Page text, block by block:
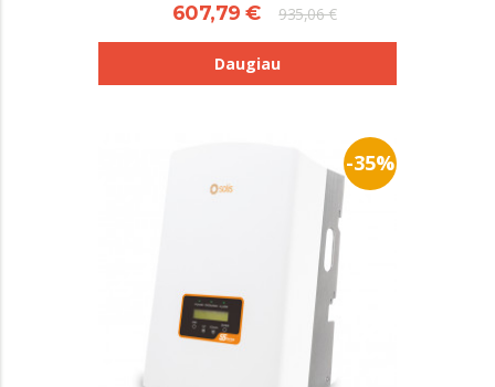
607,79 € 935,06 €
Daugiau
-35%